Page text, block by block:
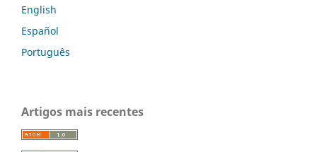
English
Español
Português
Artigos mais recentes